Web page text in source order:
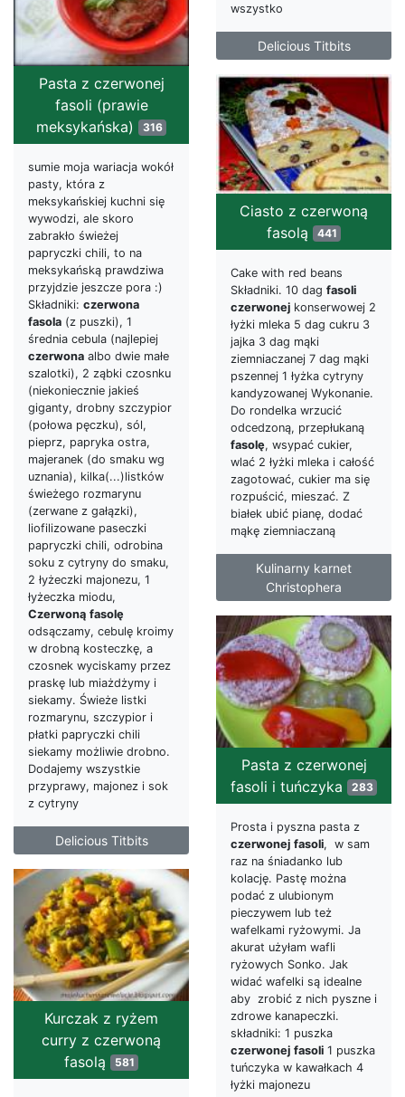
wszystko
Delicious Titbits
Pasta z czerwonej
fasoli (prawie
meksykańska)
316
sumie moja wariacja wokół
pasty, która z
meksykańskiej kuchni się
wywodzi, ale skoro
zabrakło świeżej
papryczki chili, to na
meksykańską prawdziwa
przyjdzie jeszcze pora :)
Składniki: czerwona
fasola (z puszki), 1
średnia cebula (najlepiej
czerwona albo dwie małe
szalotki), 2 ząbki czosnku
(niekoniecznie jakieś
giganty, drobny szczypior
(połowa pęczku), sól,
pieprz, papryka ostra,
majeranek (do smaku wg
uznania), kilka(...)listków
świeżego rozmarynu
(zerwane z gałązki),
liofilizowane paseczki
papryczki chili, odrobina
soku z cytryny do smaku,
2 łyżeczki majonezu, 1
łyżeczka miodu,
Czerwoną fasolę
odsączamy, cebulę kroimy
w drobną kosteczkę, a
czosnek wyciskamy przez
praskę lub miażdżymy i
siekamy. Świeże listki
rozmarynu, szczypior i
płatki papryczki chili
siekamy możliwie drobno.
Dodajemy wszystkie
przyprawy, majonez i sok
z cytryny
Delicious Titbits
Ciasto z czerwoną
fasolą
441
Cake with red beans
Składniki. 10 dag fasoli
czerwonej konserwowej 2
łyżki mleka 5 dag cukru 3
jajka 3 dag mąki
ziemniaczanej 7 dag mąki
pszennej 1 łyżka cytryny
kandyzowanej Wykonanie.
Do rondelka wrzucić
odcedzoną, przepłukaną
fasolę, wsypać cukier,
wlać 2 łyżki mleka i całość
zagotować, cukier ma się
rozpuścić, mieszać. Z
białek ubić pianę, dodać
mąkę ziemniaczaną
Kulinarny karnet
Christophera
Pasta z czerwonej
fasoli i tuńczyka
283
Prosta i pyszna pasta z
czerwonej fasoli, w sam
raz na śniadanko lub
kolację. Pastę można
podać z ulubionym
pieczywem lub też
wafelkami ryżowymi. Ja
akurat użyłam wafli
ryżowych Sonko. Jak
widać wafelki są idealne
aby zrobić z nich pyszne i
zdrowe kanapeczki.
składniki: 1 puszka
czerwonej fasoli 1 puszka
tuńczyka w kawałkach 4
łyżki majonezu
Kurczak z ryżem
curry z czerwoną
fasolą
581